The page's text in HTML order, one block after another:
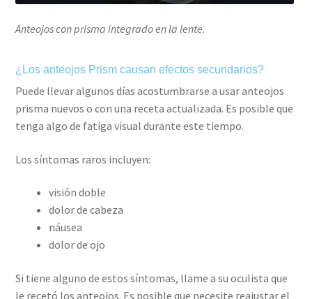
Anteojos con prisma integrado en la lente.
¿Los anteojos Prism causan efectos secundarios?
Puede llevar algunos días acostumbrarse a usar anteojos
prisma nuevos o con una receta actualizada. Es posible que
tenga algo de fatiga visual durante este tiempo.
Los síntomas raros incluyen:
visión doble
dolor de cabeza
náusea
dolor de ojo
Si tiene alguno de estos síntomas, llame a su oculista que
le recetó los anteojos. Es posible que necesite reajustar el